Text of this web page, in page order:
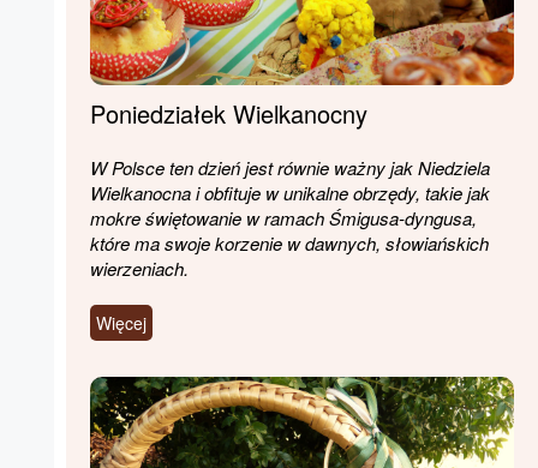
Poniedziałek Wielkanocny
W Polsce ten dzień jest równie ważny jak Niedziela
Wielkanocna i obfituje w unikalne obrzędy, takie jak
mokre świętowanie w ramach Śmigusa-dyngusa,
które ma swoje korzenie w dawnych, słowiańskich
wierzeniach.
Więcej